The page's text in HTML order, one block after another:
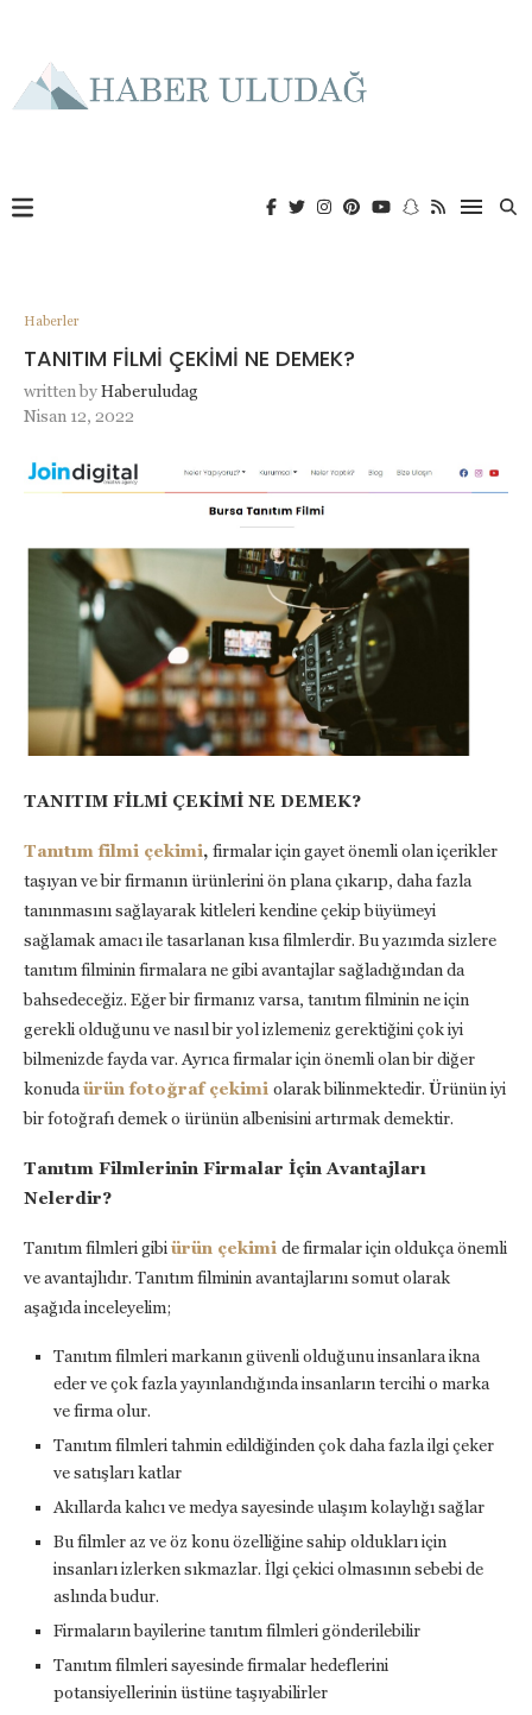
Haberler
TANITIM FİLMİ ÇEKİMİ NE DEMEK?
written byHaberuludag
Nisan 12, 2022
TANITIM FİLMİ ÇEKİMİ NE DEMEK?
Tanıtım filmi çekimi, firmalar için gayet önemli olan içerikler
taşıyan ve bir firmanın ürünlerini ön plana çıkarıp, daha fazla
tanınmasını sağlayarak kitleleri kendine çekip büyümeyi
sağlamak amacı ile tasarlanan kısa filmlerdir. Bu yazımda sizlere
tanıtım filminin firmalara ne gibi avantajlar sağladığından da
bahsedeceğiz. Eğer bir firmanız varsa, tanıtım filminin ne için
gerekli olduğunu ve nasıl bir yol izlemeniz gerektiğini çok iyi
bilmenizde fayda var. Ayrıca firmalar için önemli olan bir diğer
konudaürün fotoğraf çekimi olarak bilinmektedir. Ürünün iyi
bir fotoğrafı demek o ürünün albenisini artırmak demektir.
Tanıtım Filmlerinin Firmalar İçin Avantajları
Nelerdir?
Tanıtım filmleri gibiürün çekimi de firmalar için oldukça önemli
ve avantajlıdır. Tanıtım filminin avantajlarını somut olarak
aşağıda inceleyelim;
Tanıtım filmleri markanın güvenli olduğunu insanlara ikna
eder ve çok fazla yayınlandığında insanların tercihi o marka
ve firma olur.
Tanıtım filmleri tahmin edildiğinden çok daha fazla ilgi çeker
ve satışları katlar
Akıllarda kalıcı ve medya sayesinde ulaşım kolaylığı sağlar
Bu filmler az ve öz konu özelliğine sahip oldukları için
insanları izlerken sıkmazlar. İlgi çekici olmasının sebebi de
aslında budur.
Firmaların bayilerine tanıtım filmleri gönderilebilir
Tanıtım filmleri sayesinde firmalar hedeflerini
potansiyellerinin üstüne taşıyabilirler